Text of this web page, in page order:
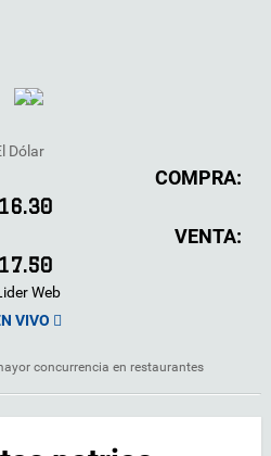
Dólar
COMPRA:
VENTA:
VIVO
concurrencia en restaurantes